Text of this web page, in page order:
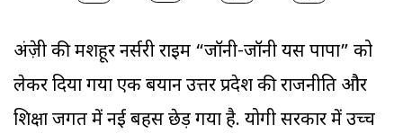
अंग्रेज़ी की मशहूर नर्सरी राइम “जॉनी-जॉनी यस पापा” को
लेकर दिया गया एक बयान उत्तर प्रदेश की राजनीति और
शिक्षा जगत में नई बहस छेड़ गया है. योगी सरकार में उच्च